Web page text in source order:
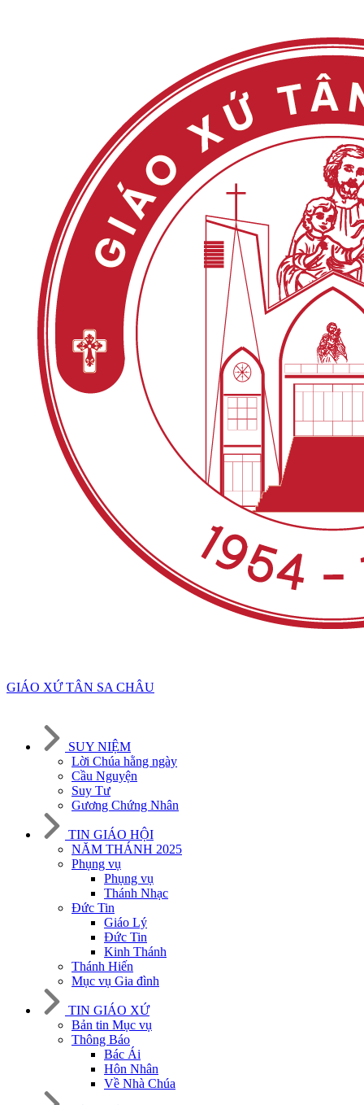
GIÁO XỨ TÂN SA CHÂU
SUY NIỆM
Lời Chúa hằng ngày
Cầu Nguyện
Suy Tư
Gương Chứng Nhân
TIN GIÁO HỘI
NĂM THÁNH 2025
Phụng vụ
Phụng vụ
Thánh Nhạc
Đức Tin
Giáo Lý
Đức Tin
Kinh Thánh
Thánh Hiến
Mục vụ Gia đình
TIN GIÁO XỨ
Bản tin Mục vụ
Thông Báo
Bác Ái
Hôn Nhân
Về Nhà Chúa